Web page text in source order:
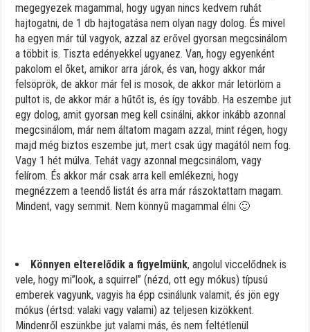
megegyezek magammal, hogy ugyan nincs kedvem ruhát
hajtogatni, de 1 db hajtogatása nem olyan nagy dolog. És mivel
ha egyen már túl vagyok, azzal az erővel gyorsan megcsinálom
a többit is. Tiszta edényekkel ugyanez. Van, hogy egyenként
pakolom el őket, amikor arra járok, és van, hogy akkor már
felsöprök, de akkor már fel is mosok, de akkor már letörlöm a
pultot is, de akkor már a hűtőt is, és így tovább. Ha eszembe jut
egy dolog, amit gyorsan meg kell csinálni, akkor inkább azonnal
megcsinálom, már nem áltatom magam azzal, mint régen, hogy
majd még biztos eszembe jut, mert csak úgy magától nem fog.
Vagy 1 hét múlva. Tehát vagy azonnal megcsinálom, vagy
felírom. És akkor már csak arra kell emlékezni, hogy
megnézzem a teendő listát és arra már rászoktattam magam.
Mindent, vagy semmit. Nem könnyű magammal élni 🙂
Könnyen elterelődik a figyelmünk, angolul viccelődnek is
vele, hogy mi”look, a squirrel” (nézd, ott egy mókus) típusú
emberek vagyunk, vagyis ha épp csinálunk valamit, és jön egy
mókus (értsd: valaki vagy valami) az teljesen kizökkent.
Mindenről eszünkbe jut valami más, és nem feltétlenül